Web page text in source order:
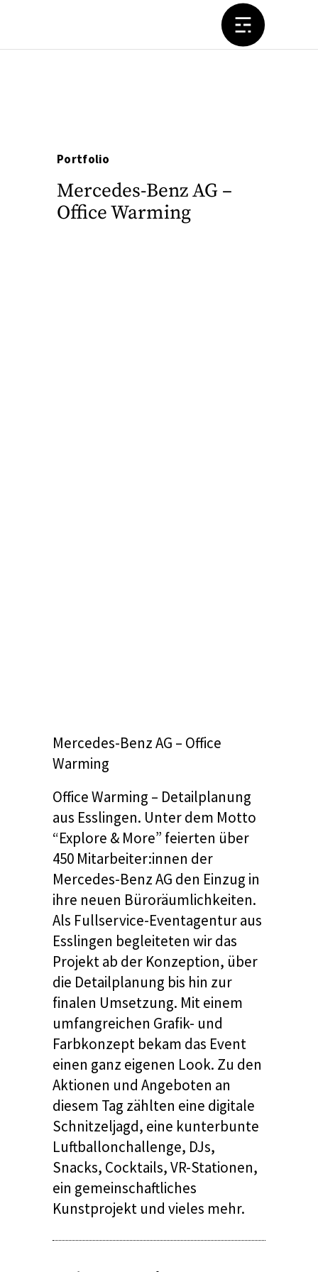
Portfolio
Mercedes-Benz AG –
Office Warming
Mercedes-Benz AG – Office
Warming
Office Warming – Detailplanung
aus Esslingen. Unter dem Motto
“Explore & More” feierten über
450 Mitarbeiter:innen der
Mercedes-Benz AG den Einzug in
ihre neuen Büroräumlichkeiten.
Als Fullservice-Eventagentur aus
Esslingen begleiteten wir das
Projekt ab der Konzeption, über
die Detailplanung bis hin zur
finalen Umsetzung. Mit einem
umfangreichen Grafik- und
Farbkonzept bekam das Event
einen ganz eigenen Look. Zu den
Aktionen und Angeboten an
diesem Tag zählten eine digitale
Schnitzeljagd, eine kunterbunte
Luftballonchallenge, DJs,
Snacks, Cocktails, VR-Stationen,
ein gemeinschaftliches
Kunstprojekt und vieles mehr.